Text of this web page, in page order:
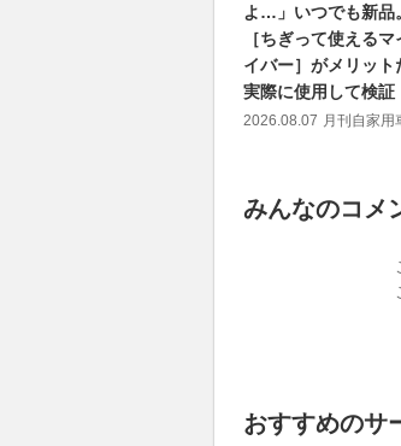
よ…」いつでも新品
［ちぎって使える
イバー］がメリット
実際に使用して検証
2026.08.07 月刊自家用
みんなのコメ
おすすめのサ